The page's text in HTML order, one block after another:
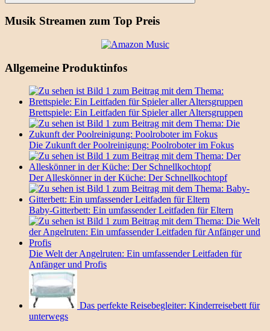
Suchen
Musik Streamen zum Top Preis
Allgemeine Produktinfos
Brettspiele: Ein Leitfaden für Spieler aller Altersgruppen
Die Zukunft der Poolreinigung: Poolroboter im Fokus
Der Alleskönner in der Küche: Der Schnellkochtopf
Baby-Gitterbett: Ein umfassender Leitfaden für Eltern
Die Welt der Angelruten: Ein umfassender Leitfaden für
Anfänger und Profis
Das perfekte Reisebegleiter: Kinderreisebett für
unterwegs